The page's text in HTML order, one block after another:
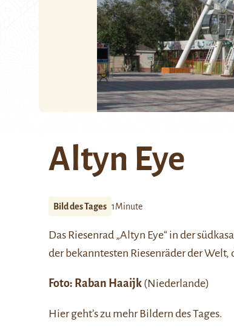
Altyn Eye
Bild des Tages 1Minute
Das Riesenrad „Altyn Eye“ in der
der bekanntesten Riesenräder der Welt,
Foto: Raban Haaijk (Niederlande)
Hiergeht’s zu mehr Bildern des Tages.